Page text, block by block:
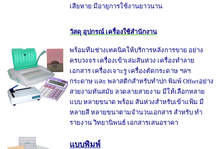
เสียหาย มีอายุการใช้งานยาวนาน
วัสดุ อุปกรณ์ เครื่องใช้สำนักงาน
พร้อมทีมช่างเทคนิคให้บริการหลังการขาย อย่าง
ครบวงจร เครื่องเข้าเล่มสันห่วง เครื่องทำลาย
เอกสาร เครื่องเจาะรู เครื่องตัดกระดาษ ฯลฯ
กระดาษ และ พลาสติกสำหรับทำปก พิมพ์ Offsetอย่าง
สวยงามทันสมัย ลวดลายสวยงาม มีให้เลือกหลาย
แบบ หลายขนาด พร้อม สันห่วงสำหรับเข้าแฟ้ม มี
หลายสี หลายขนาตามจำนวนเอกสาร สำหรับ ทำ
รายงาน วิทยานิพนธ์ เอกสารเสนอราคา
แบบพิมพ์